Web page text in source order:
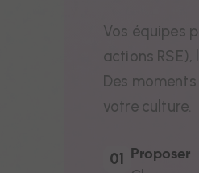
Vos équipes
actions
Des
votre culture.
01 Proposer